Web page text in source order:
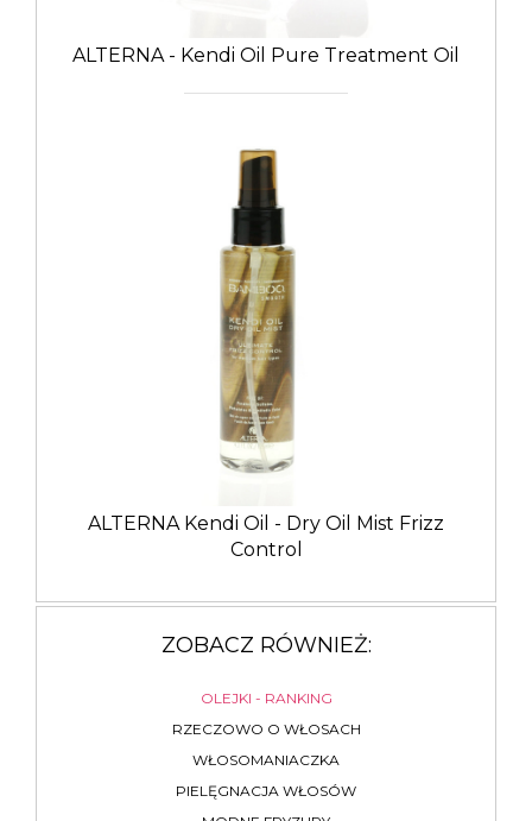
ALTERNA - Kendi Oil Pure Treatment Oil
ALTERNA Kendi Oil - Dry Oil Mist Frizz
Control
ZOBACZ RÓWNIEŻ:
OLEJKI - RANKING
RZECZOWO O WŁOSACH
WŁOSOMANIACZKA
PIELĘGNACJA WŁOSÓW